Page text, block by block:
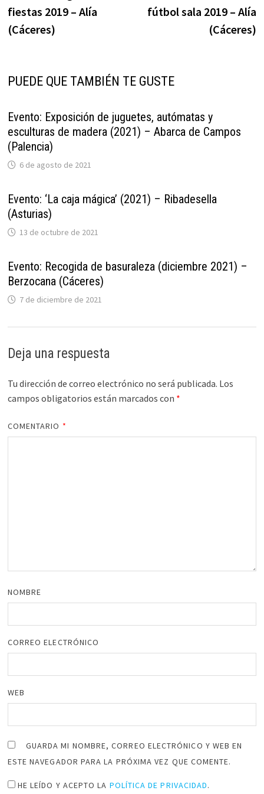
entradas
fiestas 2019 – Alía
(Cáceres)
fútbol sala 2019 – Alía
(Cáceres)
PUEDE QUE TAMBIÉN TE GUSTE
Evento: Exposición de juguetes, autómatas y
esculturas de madera (2021) – Abarca de Campos
(Palencia)
6 de agosto de 2021
Evento: ‘La caja mágica’ (2021) – Ribadesella
(Asturias)
13 de octubre de 2021
Evento: Recogida de basuraleza (diciembre 2021) –
Berzocana (Cáceres)
7 de diciembre de 2021
Deja una respuesta
Tu dirección de correo electrónico no será publicada. Los
campos obligatorios están marcados con *
COMENTARIO *
NOMBRE
CORREO ELECTRÓNICO
WEB
GUARDA MI NOMBRE, CORREO ELECTRÓNICO Y WEB EN
ESTE NAVEGADOR PARA LA PRÓXIMA VEZ QUE COMENTE.
HE LEÍDO Y ACEPTO LA POLÍTICA DE PRIVACIDAD.